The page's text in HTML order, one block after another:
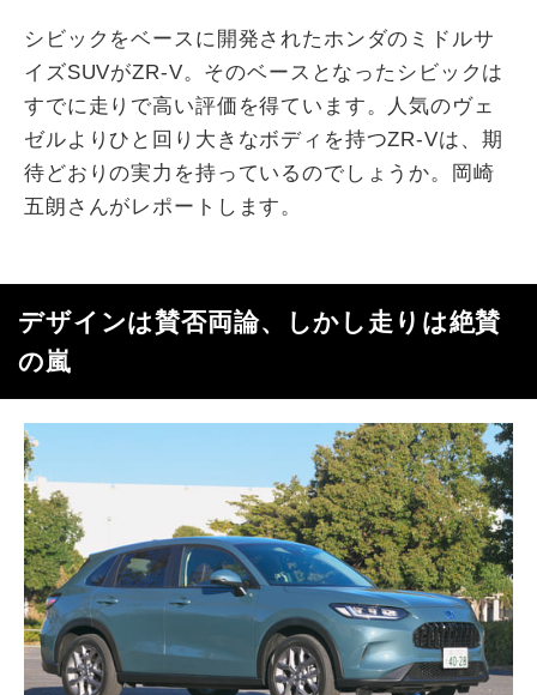
シビックをベースに開発されたホンダのミドルサ
イズSUVがZR-V。そのベースとなったシビックは
すでに走りで高い評価を得ています。人気のヴェ
ゼルよりひと回り大きなボディを持つZR-Vは、期
待どおりの実力を持っているのでしょうか。岡崎
五朗さんがレポートします。
デザインは賛否両論、しかし走りは絶賛
の嵐